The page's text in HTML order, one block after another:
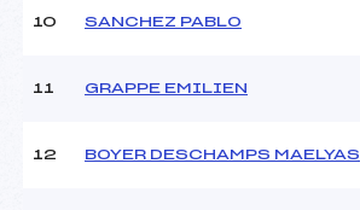
10 SANCHEZ PABLO
11 GRAPPE EMILIEN
12 BOYER DESCHAMPS MAELYAS